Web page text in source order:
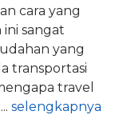
cara yang
ini sangat
yang
transportasi
travel
selengkapnya